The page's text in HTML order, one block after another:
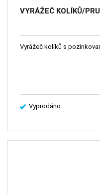
VYRÁŽEČ KOLÍKŮ/
Vyrážeč kolíků s
Vyprodáno